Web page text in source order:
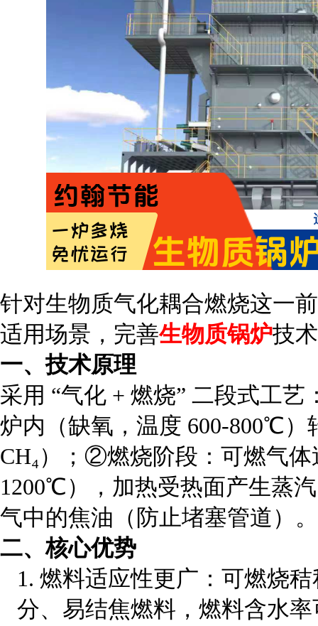
针对生物质气化耦合燃烧这一
适用场景，完善生物质锅炉技
一、技术原理
采用 “气化 + 燃烧” 二段式工
炉内（缺氧，温度 600-800℃）
CH₄）；②燃烧阶段：可燃气
1200℃），加热受热面产生蒸
气中的焦油（防止堵塞管道）。
二、核心优势
1. 燃料适应性更广：可燃烧
分、易结焦燃料，燃料含水